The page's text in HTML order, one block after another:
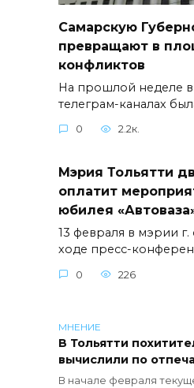
Самарскую
превращают в
конфликтов
На прошлой неделе
телеграм-каналах
0 2.2к.
Мэрия Тольятти
оплатит
юбилея
13 февраля в мэрии г.
ходе пресс-
0 226
МНЕНИЕ
В Тольятти
вычислили по
В начале февраля